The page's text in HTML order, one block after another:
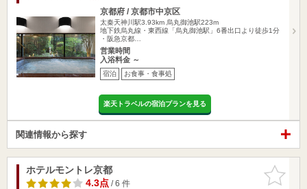
京都府 / 京都市中京区
太秦天神川駅3.93km 烏丸御池駅223m
地下鉄烏丸線・東西線「烏丸御池駅」6番出口より徒歩1分
・阪急京都…
営業時間
入浴料金 ～
宿泊 お食事・食事処
楽天トラベルの宿泊プランを見る
関連情報から探す
お気に入
りに追加
ホテルモントレ京都
4.3点/ 6 件